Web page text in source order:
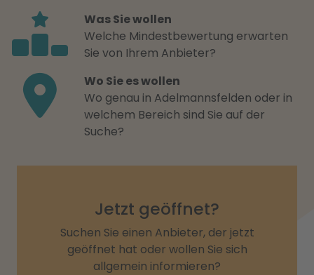
Was Sie wollen
Welche Mindestbewertung erwarten
Sie von Ihrem Anbieter?
Wo Sie es wollen
Wo genau in Adelmannsfelden oder in
welchem Bereich sind Sie auf der
Suche?
Jetzt geöffnet?
Suchen Sie einen Anbieter, der jetzt
geöffnet hat oder wollen Sie sich
allgemein informieren?